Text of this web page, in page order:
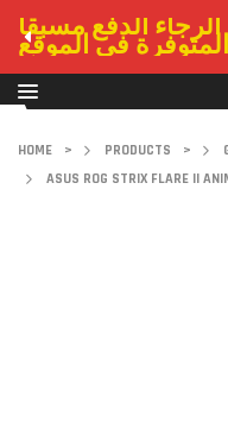
الرجاء الدفع مسبقا
في الموقع
HOME > PRODUCTS >
ASUS ROG STRIX FLARE II